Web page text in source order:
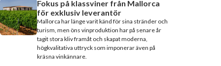
Fokus på klassviner från Mallorca
för exklusiv leverantör
Mallorca har länge varit känd för sina stränder och
turism, men öns vinproduktion har på senare år
tagit stora kliv framåt och skapat moderna,
högkvalitativa uttryck som imponerar även på
kräsna vinkännare.